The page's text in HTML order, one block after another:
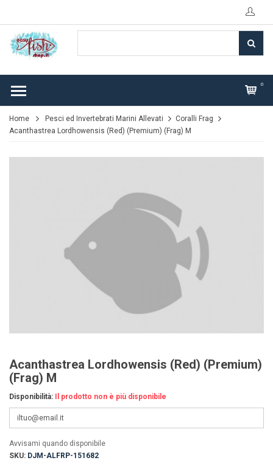
0
Home Pesci ed Invertebrati Marini Allevati
Coralli Frag
Acanthastrea Lordhowensis (Red) (Premium) (Frag) M
Acanthastrea Lordhowensis (Red) (Premium)
(Frag) M
Disponibilità: Il prodotto non è più disponibile
Avvisami quando disponibile
SKU: DJM-ALFRP-151682